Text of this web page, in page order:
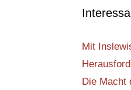
Mit
Die Macht